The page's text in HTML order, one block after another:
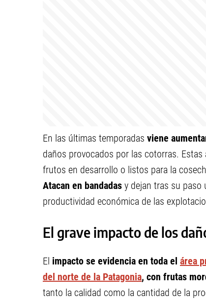
En las últimas temporadas viene
daños provocados por las cotorras.
frutos en desarrollo o listos para la
Atacan en bandadas y dejan tras su paso
productividad económica de las
El grave impacto de los
El impacto se evidencia en toda el área
del norte de la Patagonia, con frutas
tanto la calidad como la cantidad de la